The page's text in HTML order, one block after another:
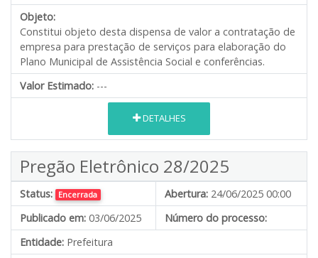
Objeto:
Constitui objeto desta dispensa de valor a contratação de
empresa para prestação de serviços para elaboração do
Plano Municipal de Assistência Social e conferências.
Valor Estimado: ---
DETALHES
Pregão Eletrônico 28/2025
Status: Encerrada Abertura: 24/06/2025 00:00
Publicado em: 03/06/2025
Número do processo:
Entidade: Prefeitura